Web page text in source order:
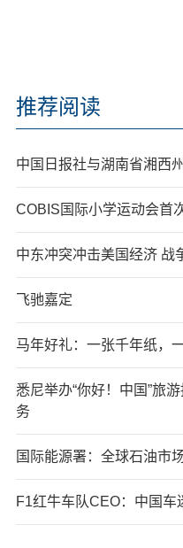
推荐阅读
中国日报社与湖南省湘西
COBIS国际小学运动会首
中东冲突冲击美国经济 战
飞驰嘉定
马年好礼：一张千年纸，
悉尼举办“你好！中国”旅
务
国际能源署：全球石油市
F1红牛车队CEO：中国车